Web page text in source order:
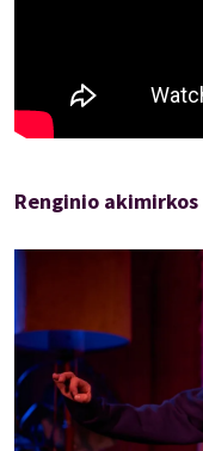
Renginio akimirkos